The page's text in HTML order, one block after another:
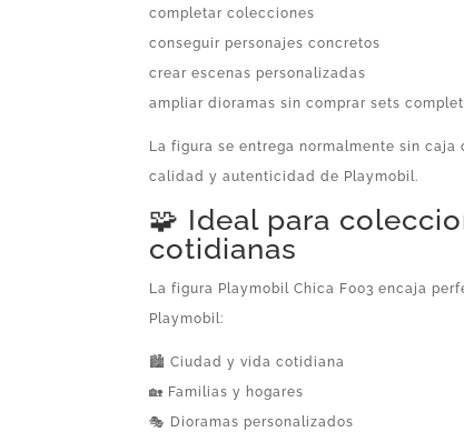
completar colecciones
conseguir personajes concretos
crear escenas personalizadas
ampliar dioramas sin comprar sets
La figura se entrega normalmente sin
calidad y autenticidad de Playmobil.
🧩 Ideal para
cotidianas
La figura Playmobil Chica F003 encaja
Playmobil:
🏙️ Ciudad y vida cotidiana
🏡 Familias y hogares
🎭 Dioramas personalizados